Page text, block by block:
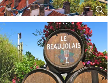
statt 267,- €